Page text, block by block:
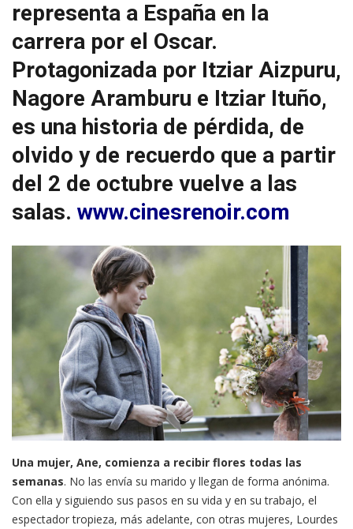
representa a España en la
carrera por el Oscar.
Protagonizada por Itziar Aizpuru,
Nagore Aramburu e Itziar Ituño,
es una historia de pérdida, de
olvido y de recuerdo que a partir
del 2 de octubre vuelve a las
salas. www.cinesrenoir.com
Una mujer, Ane, comienza a recibir flores todas las
semanas. No las envía su marido y llegan de forma anónima.
Con ella y siguiendo sus pasos en su vida y en su trabajo, el
espectador tropieza, más adelante, con otras mujeres, Lourdes